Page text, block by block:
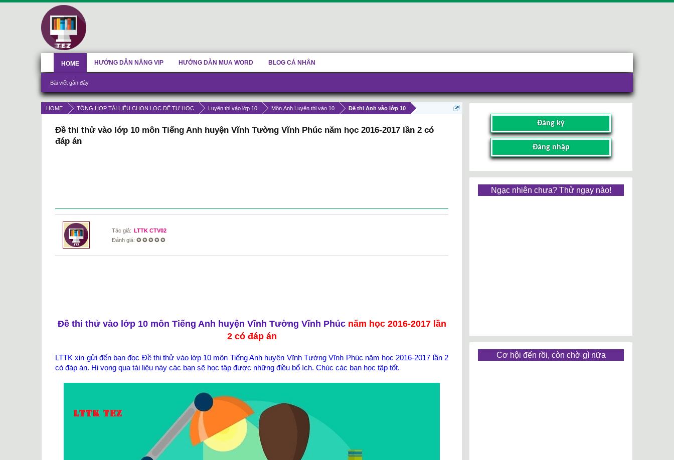
HOME TỔNG HỢP TÀI LIỆU CHỌN LỌC ĐỂ TỰ HỌC Luyện thi vào lớp 10 Môn Anh Luyện thi vào 10 Đề thi Anh vào lớp 10
Đề thi thử vào lớp 10 môn Tiếng Anh huyện Vĩnh Tường Vĩnh Phúc năm học 2016-2017 lần 2 có
đáp án
Tác giả: LTTK CTV02
Đánh giá: ✪ ✪ ✪ ✪ ✪
Đề thi thử vào lớp 10 môn Tiếng Anh huyện Vĩnh Tường Vĩnh Phúcnăm học 2016-2017 lần
2 có đáp án
LTTK xin gửi đến bạn đọc Đề thi thử vào lớp 10 môn Tiếng Anh huyện Vĩnh Tường Vĩnh Phúc năm học 2016-2017 lần 2
có đáp án. Hi vọng qua tài liệu này các bạn sẽ học tập được những điều bổ ích. Chúc các bạn học tập tốt.
Đăng ký
Đăng nhập
Ngạc nhiên chưa? Thử ngay nào!
Cơ hội đến rồi, còn chờ gì nữa
HOME
Bài viết gần đây
HƯỚNG DẪN NÂNG VIP HƯỚNG DẪN MUA WORD BLOG CÁ NHÂN